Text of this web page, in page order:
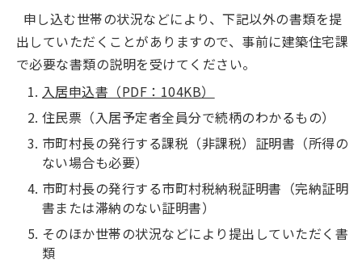
申し込む世帯の状況などにより、下記以外の書類を提
出していただくことがありますので、事前に建築住宅課
で必要な書類の説明を受けてください。
入居申込書（PDF：104KB）
住民票（入居予定者全員分で続柄のわかるもの）
市町村長の発行する課税（非課税）証明書（所得の
ない場合も必要）
市町村長の発行する市町村税納税証明書（完納証明
書または滞納のない証明書）
そのほか世帯の状況などにより提出していただく書
類